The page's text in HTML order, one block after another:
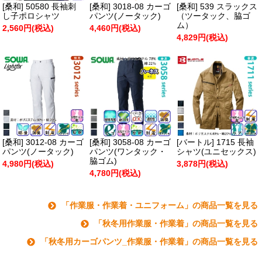
[桑和] 50580 長袖刺
し子ポロシャツ
2,560円(税込)
[桑和] 3018-08 カーゴ
パンツ(ノータック)
4,460円(税込)
[桑和] 539 スラックス
（ツータック、脇ゴ
ム）
4,829円(税込)
[桑和] 3012-08 カーゴ
パンツ(ノータック)
4,980円(税込)
[桑和] 3058-08 カーゴ
パンツ(ワンタック・
脇ゴム)
4,780円(税込)
[バートル] 1715 長袖
シャツ(ユニセックス)
3,878円(税込)
「作業服・作業着・ユニフォーム」の商品一覧を見る
「秋冬用作業服・作業着」の商品一覧を見る
「秋冬用カーゴパンツ_作業服・作業着」の商品一覧を見る